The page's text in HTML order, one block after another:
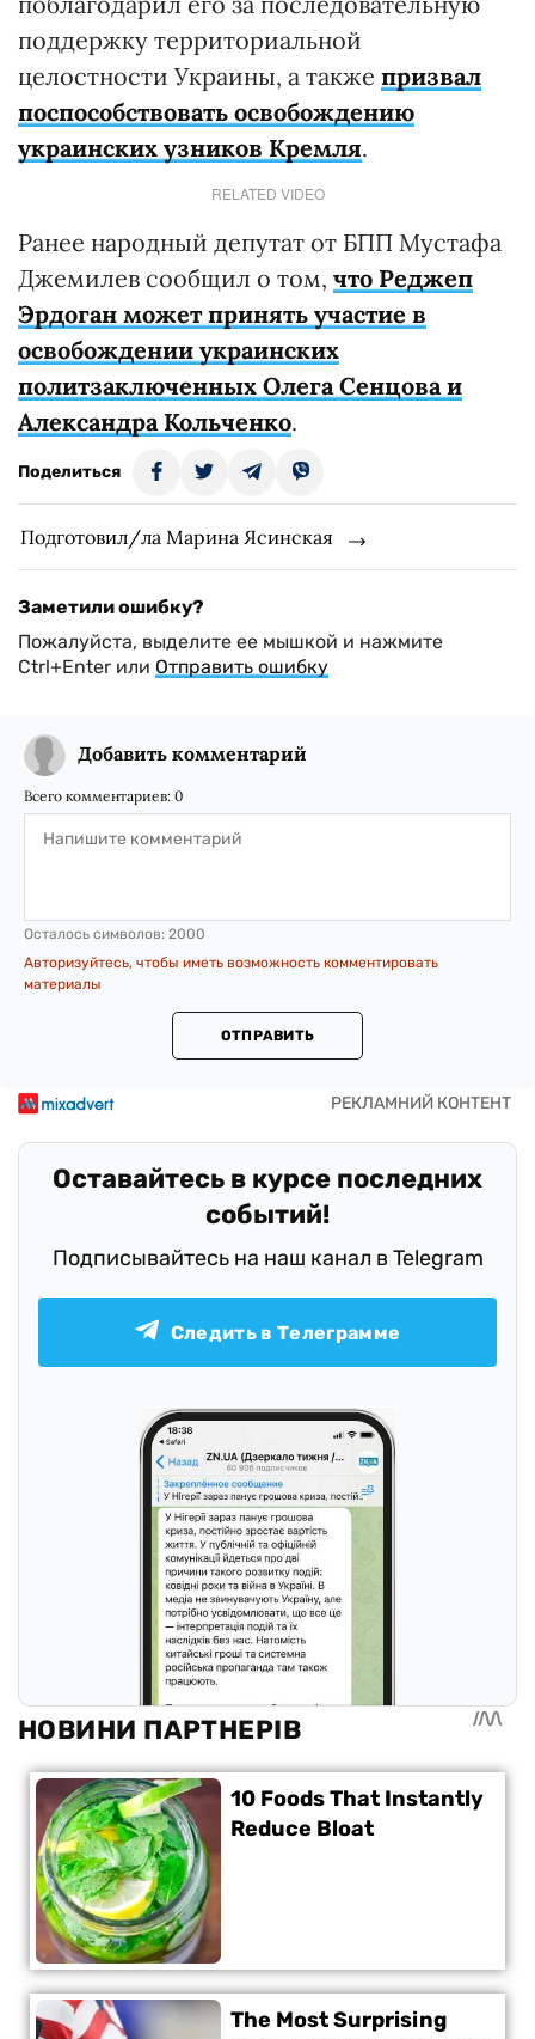
поддержку территориальной
целостности Украины, а также призвал
поспособствовать освобождению
украинских узников Кремля.
RELATED VIDEO
Ранее народный депутат от БПП Мустафа
Джемилев сообщил о том, что Реджеп
Эрдоган может принять участие в
освобождении украинских
политзаключенных Олега Сенцова и
Александра Кольченко.
Поделиться
Подготовил/ла Марина Ясинская
Заметили ошибку?
Пожалуйста, выделите ее мышкой и нажмите
Ctrl+Enter или Отправить ошибку
Добавить комментарий
Всего комментариев: 0
Осталось символов: 2000
Авторизуйтесь, чтобы иметь возможность комментировать
материалы
ОТПРАВИТЬ
Оставайтесь в курсе последних
событий!
Подписывайтесь на наш канал в Telegram
Следить в Телеграмме